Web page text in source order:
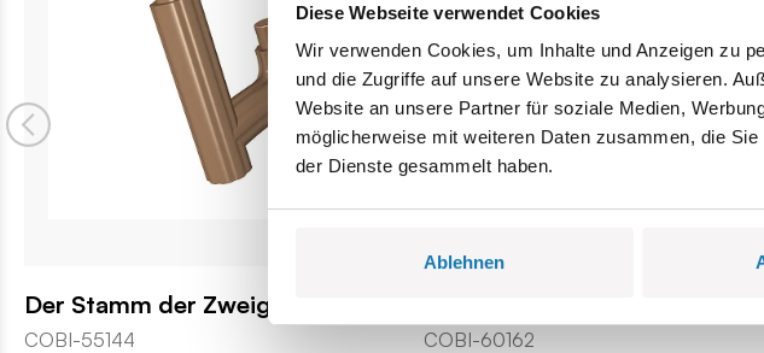
Diese Webseite verwendet Cookies
Wir verwenden Cookies, um Inhalte und Anzeigen zu
und die Zugriffe auf unsere Website zu analysieren.
Website an unsere Partner für soziale Medien,
möglicherweise mit weiteren Daten zusammen, die
der Dienste gesammelt haben.
Ablehnen
Der Stamm der Zweige
COBI-55144 COBI-60162